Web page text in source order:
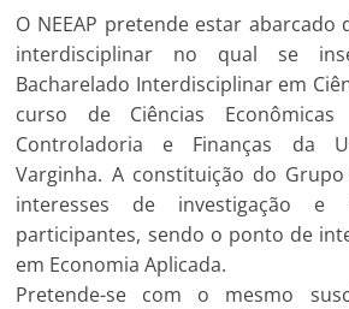
O NEEAP pretende estar
interdisciplinar no qual se
Bacharelado Interdisciplinar em
curso de Ciências
Controladoria e Finanças da
Varginha. A constituição do
interesses de investigação
participantes, sendo o ponto de
em Economia Aplicada.
Pretende-se com o mesmo